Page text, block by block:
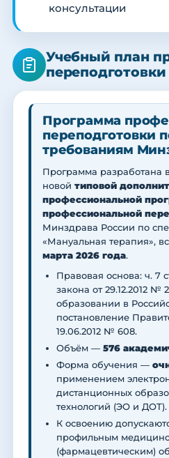
консультации
Учебный план
переподготовки
Программа
переподготовки
требованиям
Программа разработана в
новой типовой
профессиональной
профессиональной
Минздрава России по
«Мануальная терапия»,
марта 2026 года.
Правовая основа: ч. 7
закона от 29.12.2012 №
образовании в
постановление
19.06.2012 № 608.
Объём — 576
Форма обучения —
применением
дистанционных
технологий (ЭО и ДОТ).
К освоению
профильным
(фармацевтическим)